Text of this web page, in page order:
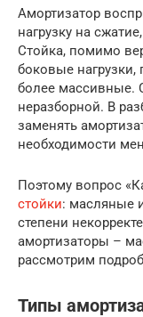
Амортизатор
нагрузку на
Стойка, помимо
боковые нагрузки,
более массивные.
неразборной. В
заменять
необходимости
Поэтому вопрос
стойки: масляные
степени
амортизаторы –
рассмотрим
Типы